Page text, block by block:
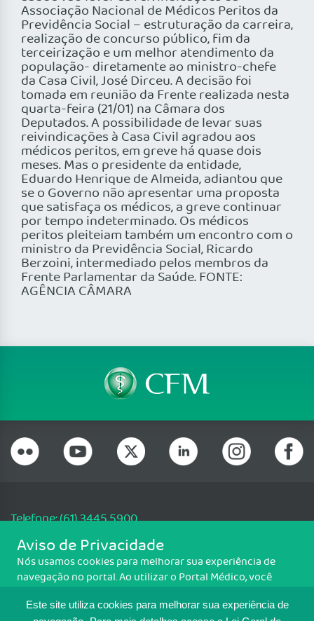
Este site utiliza cookies para melhorar sua experiência de
Associação Nacional de Médicos Peritos da
Previdência Social – estruturação da carreira,
realização de concurso público, fim da
terceirização e um melhor atendimento da
população- diretamente ao ministro-chefe
da Casa Civil, José Dirceu. A decisão foi
tomada em reunião da Frente realizada nesta
quarta-feira (21/01) na Câmara dos
Deputados. A possibilidade de levar suas
reivindicações à Casa Civil agradou aos
médicos peritos, em greve há quase dois
meses. Mas o presidente da entidade,
Eduardo Henrique de Almeida, adiantou que
se o Governo não apresentar uma proposta
que satisfaça os médicos, a greve continuar
por tempo indeterminado. Os médicos
peritos pleiteiam também um encontro com o
ministro da Previdência Social, Ricardo
Berzoini, intermediado pelos membros da
Frente Parlamentar da Saúde. FONTE:
AGÊNCIA CÂMARA
Telefone: (61) 3445 5900
Email: cfm@portalmedico.org.br
SGAS 616, Conjunto D, Lote 115, L2 Sul, Brasília/DF - CEP: 70200-760 -
CNPJ: 33.583.550/0001-30
Aviso de Privacidade
Nós usamos cookies para melhorar sua experiência de
navegação no portal. Ao utilizar o Portal Médico, você
Para ter mais informações sobre como isso é feito, acesse